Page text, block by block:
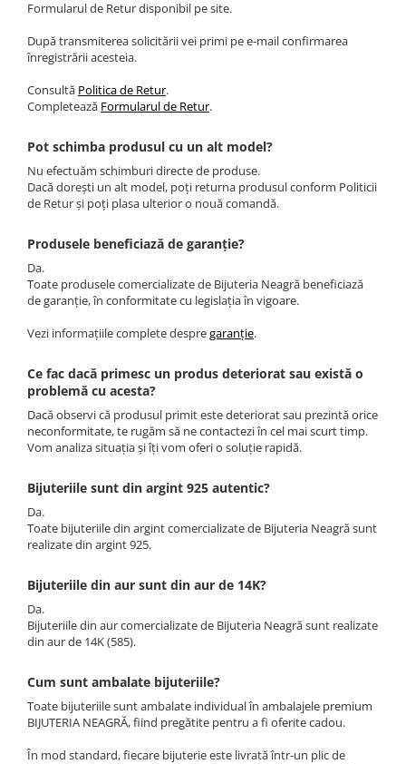
Formularul de Retur disponibil pe site.
După transmiterea solicitării vei primi pe e-mail confirmarea
înregistrării acesteia.
Consultă Politica de Retur.
Completează Formularul de Retur.
Pot schimba produsul cu un alt model?
Nu efectuăm schimburi directe de produse.
Dacă dorești un alt model, poți returna produsul conform Politicii
de Retur și poți plasa ulterior o nouă comandă.
Produsele beneficiază de garanție?
Da.
Toate produsele comercializate de Bijuteria Neagră beneficiază
de garanție, în conformitate cu legislația în vigoare.
Vezi informațiile complete despregaranție.
Ce fac dacă primesc un produs deteriorat sau există o
problemă cu acesta?
Dacă observi că produsul primit este deteriorat sau prezintă orice
neconformitate, te rugăm să ne contactezi în cel mai scurt timp.
Vom analiza situația și îți vom oferi o soluție rapidă.
Bijuteriile sunt din argint 925 autentic?
Da.
Toate bijuteriile din argint comercializate de Bijuteria Neagră sunt
realizate din argint 925.
Bijuteriile din aur sunt din aur de 14K?
Da.
Bijuteriile din aur comercializate de Bijuteria Neagră sunt realizate
din aur de 14K (585).
Cum sunt ambalate bijuteriile?
Toate bijuteriile sunt ambalate individual în ambalajele premium
BIJUTERIA NEAGRĂ, fiind pregătite pentru a fi oferite cadou.
În mod standard, fiecare bijuterie este livrată într-un plic de